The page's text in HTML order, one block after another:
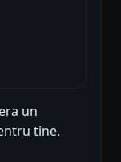
un
tine.